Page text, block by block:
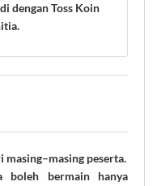
dengan Toss Koin
masing–masing peserta.
boleh bermain hanya